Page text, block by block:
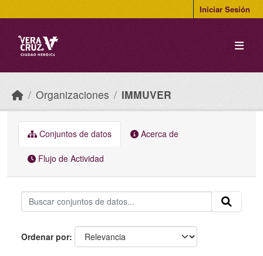
Iniciar Sesión
Organizaciones IMMUVER
Conjuntos de datos Acerca de
Flujo de Actividad
Ordenar por